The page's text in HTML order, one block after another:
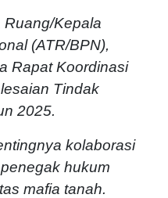
Ruang/Kepala
(ATR/BPN),
Rapat Koordinasi
Tindak
2025.
kolaborasi
hukum
mafia tanah.